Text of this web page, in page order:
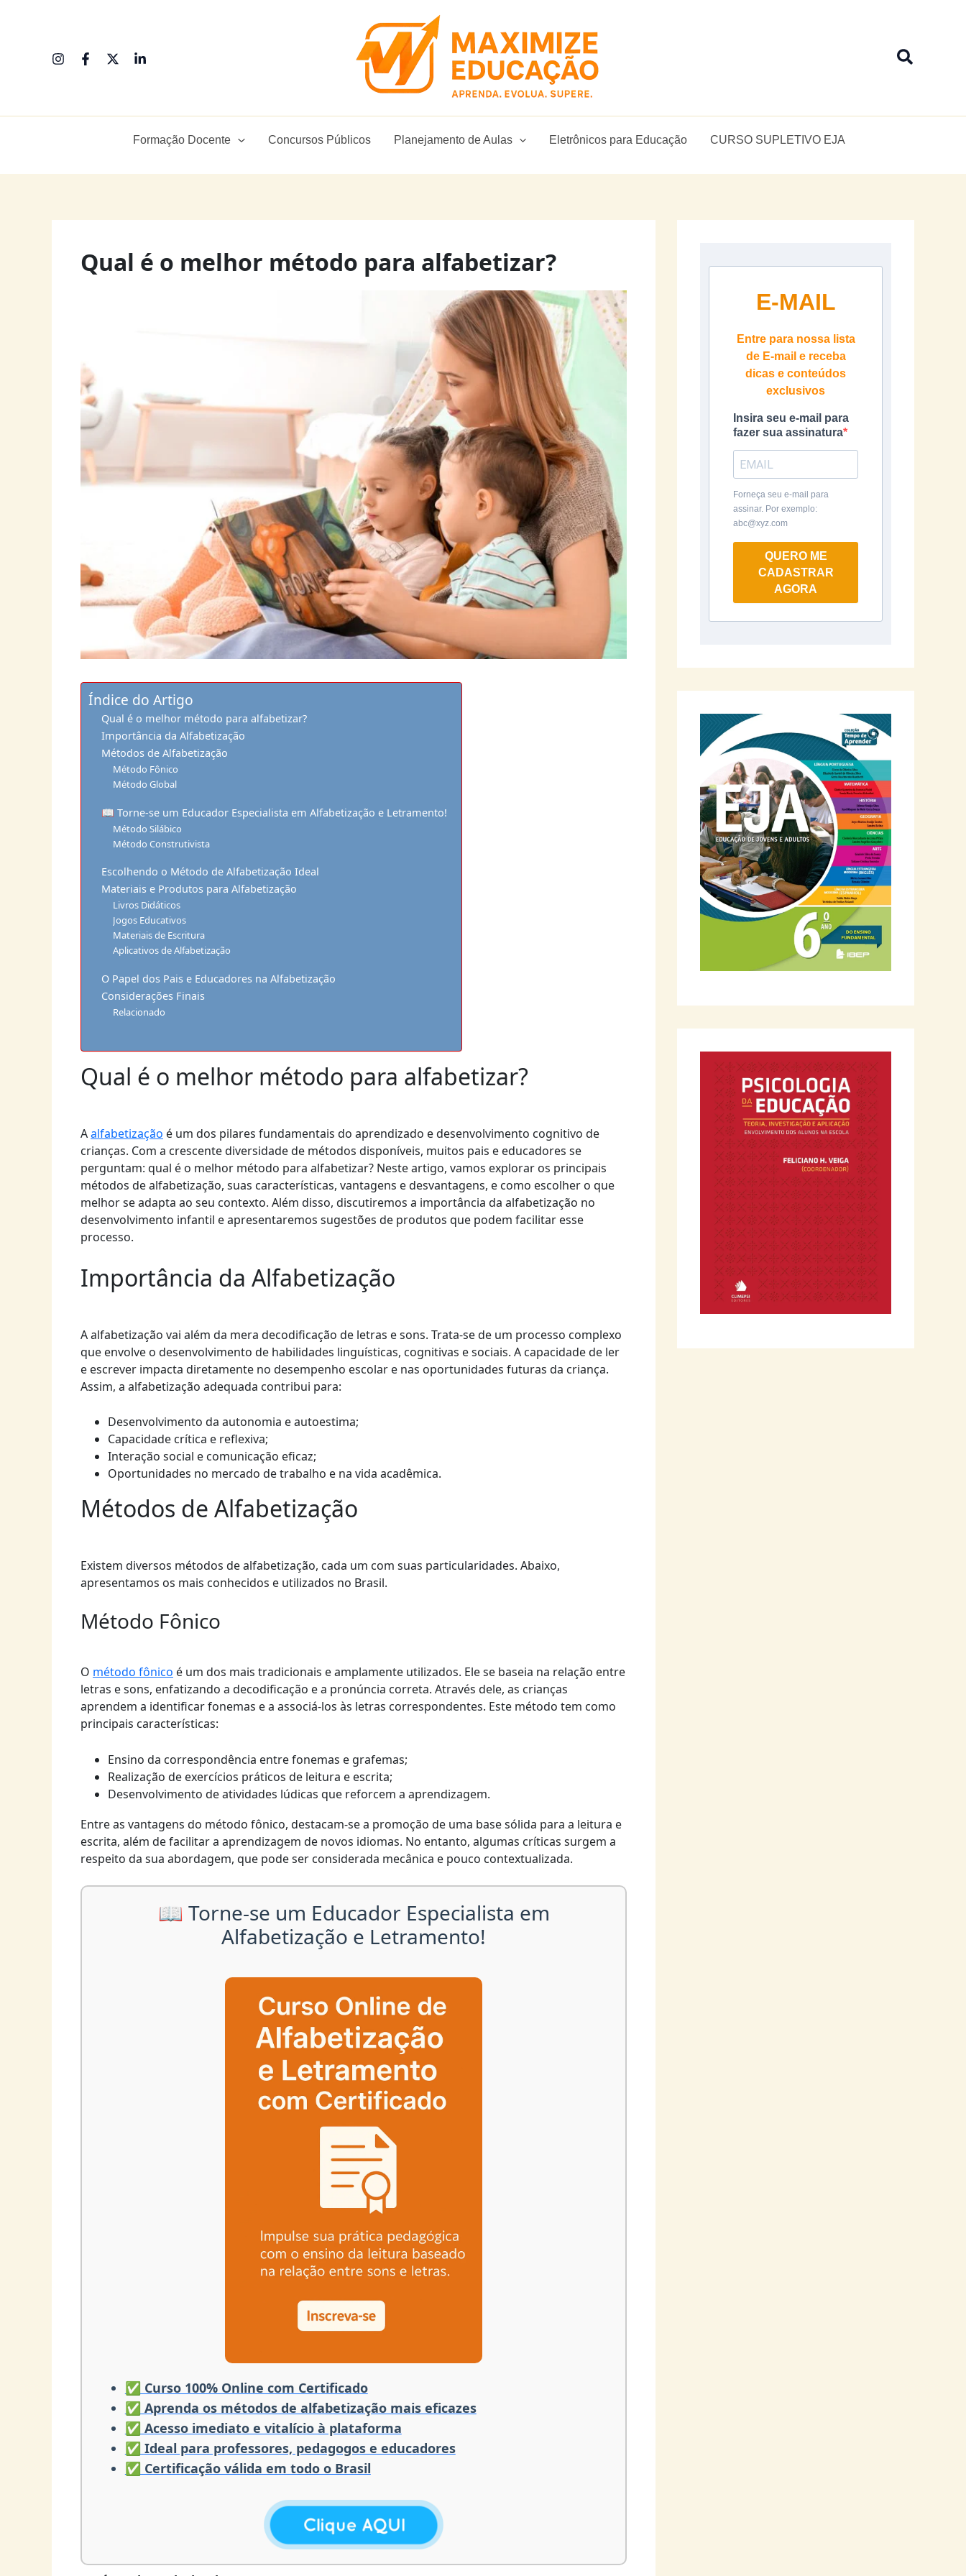
Formação Docente Concursos Públicos Planejamento de Aulas Eletrônicos para Educação CURSO SUPLETIVO EJA
Qual é o melhor método para alfabetizar?
Índice do Artigo
Qual é o melhor método para alfabetizar?
Importância da Alfabetização
Métodos de Alfabetização
Método Fônico
Método Global
📖 Torne-se um Educador Especialista em Alfabetização e Letramento!
Método Silábico
Método Construtivista
Escolhendo o Método de Alfabetização Ideal
Materiais e Produtos para Alfabetização
Livros Didáticos
Jogos Educativos
Materiais de Escritura
Aplicativos de Alfabetização
O Papel dos Pais e Educadores na Alfabetização
Considerações Finais
Relacionado
Qual é o melhor método para alfabetizar?
Aalfabetização é um dos pilares fundamentais do aprendizado e desenvolvimento cognitivo de
crianças. Com a crescente diversidade de métodos disponíveis, muitos pais e educadores se
perguntam: qual é o melhor método para alfabetizar? Neste artigo, vamos explorar os principais
métodos de alfabetização, suas características, vantagens e desvantagens, e como escolher o que
melhor se adapta ao seu contexto. Além disso, discutiremos a importância da alfabetização no
desenvolvimento infantil e apresentaremos sugestões de produtos que podem facilitar esse
processo.
Importância da Alfabetização
A alfabetização vai além da mera decodificação de letras e sons. Trata-se de um processo complexo
que envolve o desenvolvimento de habilidades linguísticas, cognitivas e sociais. A capacidade de ler
e escrever impacta diretamente no desempenho escolar e nas oportunidades futuras da criança.
Assim, a alfabetização adequada contribui para:
Desenvolvimento da autonomia e autoestima;
Capacidade crítica e reflexiva;
Interação social e comunicação eficaz;
Oportunidades no mercado de trabalho e na vida acadêmica.
Métodos de Alfabetização
Existem diversos métodos de alfabetização, cada um com suas particularidades. Abaixo,
apresentamos os mais conhecidos e utilizados no Brasil.
Método Fônico
O método fônico é um dos mais tradicionais e amplamente utilizados. Ele se baseia na relação entre
letras e sons, enfatizando a decodificação e a pronúncia correta. Através dele, as crianças
aprendem a identificar fonemas e a associá-los às letras correspondentes. Este método tem como
principais características:
Ensino da correspondência entre fonemas e grafemas;
Realização de exercícios práticos de leitura e escrita;
Desenvolvimento de atividades lúdicas que reforcem a aprendizagem.
Entre as vantagens do método fônico, destacam-se a promoção de uma base sólida para a leitura e
escrita, além de facilitar a aprendizagem de novos idiomas. No entanto, algumas críticas surgem a
respeito da sua abordagem, que pode ser considerada mecânica e pouco contextualizada.
📖 Torne-se um Educador Especialista em
Alfabetização e Letramento!
✅ Curso 100% Online com Certificado
✅ Aprenda os métodos de alfabetização mais eficazes
✅ Acesso imediato e vitalício à plataforma
✅ Ideal para professores, pedagogos e educadores
✅ Certificação válida em todo o Brasil
E-MAIL
Entre para nossa lista
de E-mail e receba
dicas e conteúdos
exclusivos
Insira seu e-mail para
fazer sua assinatura
Forneça seu e-mail para
assinar. Por exemplo:
abc@xyz.com
QUERO ME
CADASTRAR
AGORA